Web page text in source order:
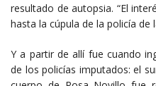
resultado de autopsia. “El
hasta la cúpula de la policía de
Y a partir de allí fue cuando
de los policías imputados: el